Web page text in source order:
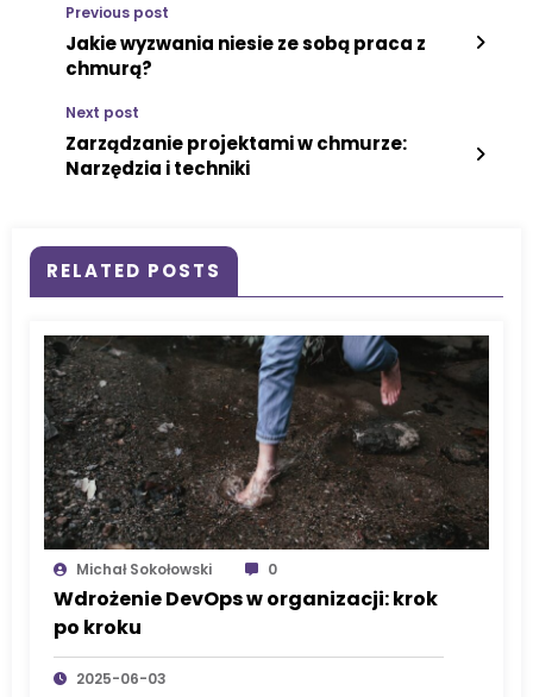
Previous post
Jakie wyzwania niesie ze sobą praca z
chmurą?
Next post
Zarządzanie projektami w chmurze:
Narzędzia i techniki
RELATED POSTS
Michał Sokołowski 0
Wdrożenie DevOps w organizacji: krok
po kroku
2025-06-03